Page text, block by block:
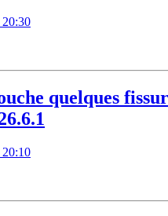
quelques